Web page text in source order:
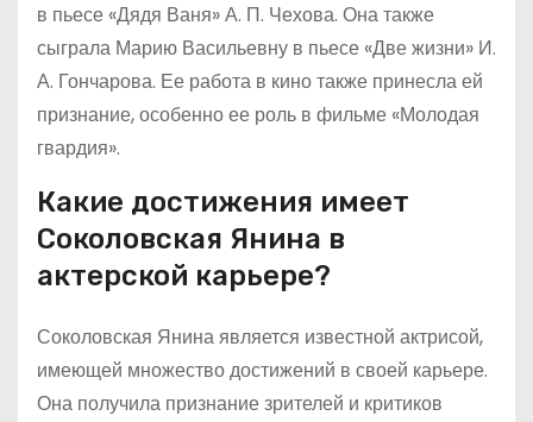
в пьесе «Дядя Ваня» А. П. Чехова. Она также
сыграла Марию Васильевну в пьесе «Две жизни» И.
А. Гончарова. Ее работа в кино также принесла ей
признание, особенно ее роль в фильме «Молодая
гвардия».
Какие достижения имеет
Соколовская Янина в
актерской карьере?
Соколовская Янина является известной актрисой,
имеющей множество достижений в своей карьере.
Она получила признание зрителей и критиков